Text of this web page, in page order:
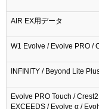
AIR EX用データ
W1 Evolve / Evolve PRO /
INFINITY / Beyond Lite
Evolve PRO Touch /
EXCEEDS / Evolve α /